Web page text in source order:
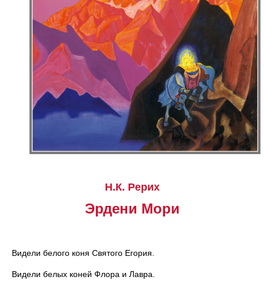
Н.К. Рерих
Эрдени Мори
Видели белого коня Святого Егория.
Видели белых коней Флора и Лавра.